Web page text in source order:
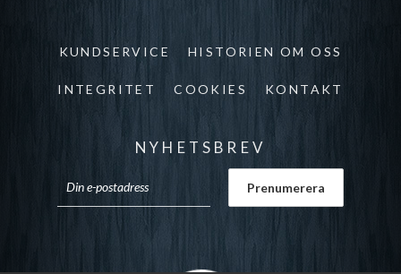
KUNDSERVICE HISTORIEN OM OSS
INTEGRITET COOKIES KONTAKT
NYHETSBREV